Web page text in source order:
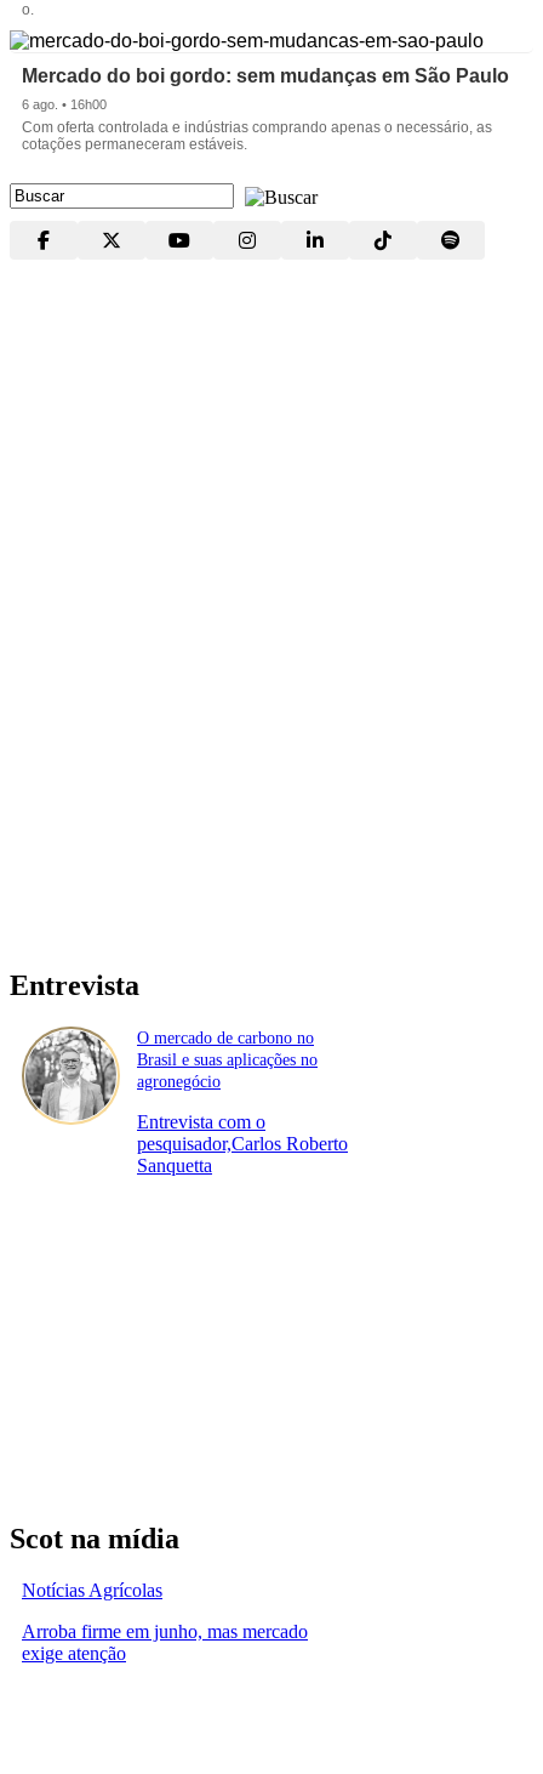
o.
Mercado do boi gordo: sem mudanças em São Paulo
6 ago. • 16h00
Com oferta controlada e indústrias comprando apenas o necessário, as
cotações permaneceram estáveis.
Entrevista
O mercado de carbono no
Brasil e suas aplicações no
agronegócio
Entrevista com o
pesquisador,Carlos Roberto
Sanquetta
Scot na mídia
Notícias Agrícolas
Arroba firme em junho, mas mercado
exige atenção